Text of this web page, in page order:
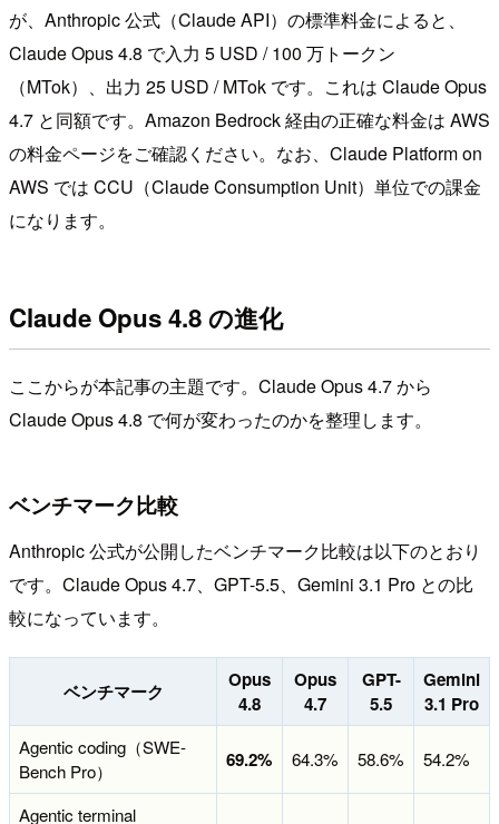
が、Anthropic 公式（Claude API）の標準料金によると、
Claude Opus 4.8 で入力 5 USD / 100 万トークン
（MTok）、出力 25 USD / MTok です。これは Claude Opus
4.7 と同額です。Amazon Bedrock 経由の正確な料金は AWS
の料金ページをご確認ください。なお、Claude Platform on
AWS では CCU（Claude Consumption Unit）単位での課金
になります。
Claude Opus 4.8 の進化
ここからが本記事の主題です。Claude Opus 4.7 から
Claude Opus 4.8 で何が変わったのかを整理します。
ベンチマーク比較
Anthropic 公式が公開したベンチマーク比較は以下のとおり
です。Claude Opus 4.7、GPT-5.5、Gemini 3.1 Pro との比
較になっています。
ベンチマーク
Opus
4.8
Opus
4.7
GPT-
5.5
Gemini
3.1 Pro
Agentic coding（SWE-
Bench Pro）
69.2% 64.3% 58.6% 54.2%
Agentic terminal